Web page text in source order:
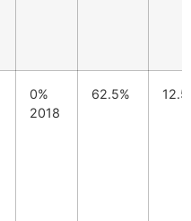
0%
2018
62.5%